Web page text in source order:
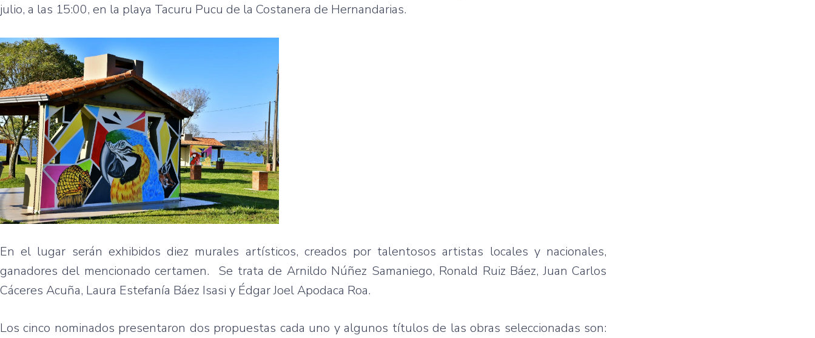
julio, a las 15:00, en la playa Tacuru Pucu de la Costanera de Hernandarias.
En el lugar serán exhibidos diez murales artísticos, creados por talentosos artistas locales y nacionales,
ganadores del mencionado certamen. Se trata de Arnildo Núñez Samaniego, Ronald Ruiz Báez, Juan Carlos
Cáceres Acuña, Laura Estefanía Báez Isasi y Édgar Joel Apodaca Roa.
Los cinco nominados presentaron dos propuestas cada uno y algunos títulos de las obras seleccionadas son: